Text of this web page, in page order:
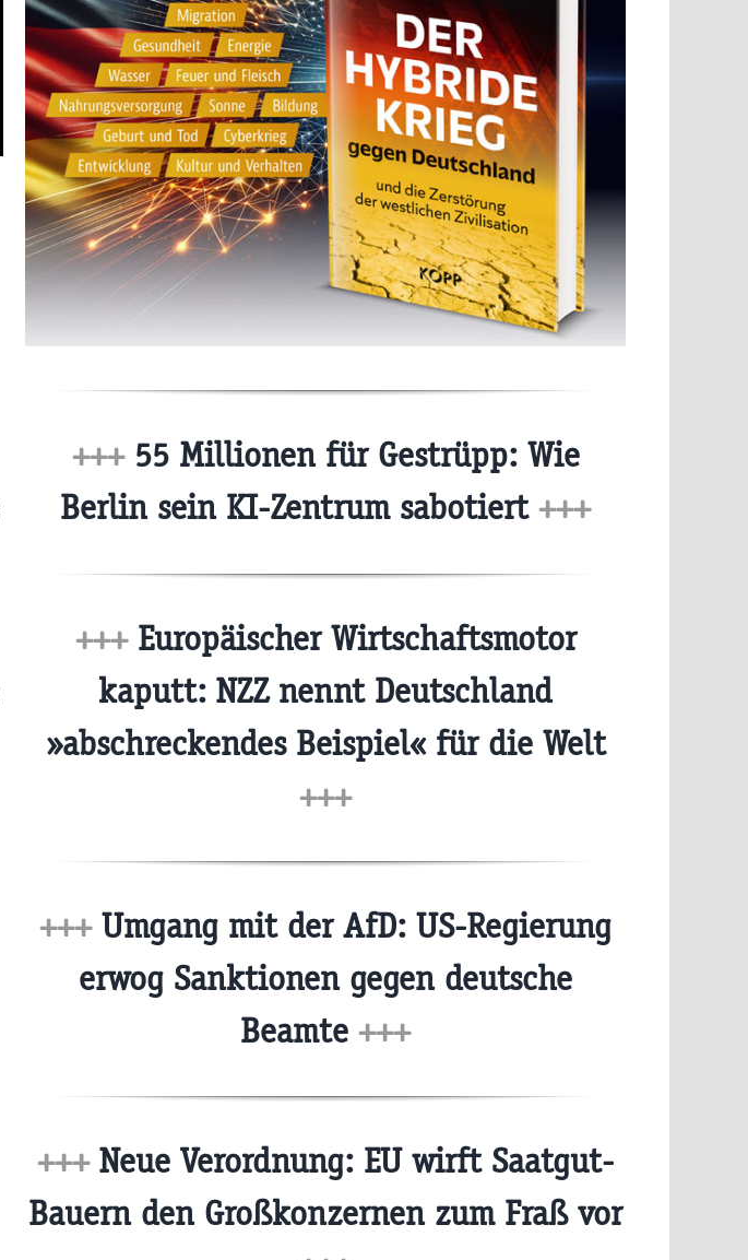
+++ 55 Millionen für Gestrüpp: Wie
Berlin sein KI-Zentrum sabotiert +++
+++ Europäischer Wirtschaftsmotor
kaputt: NZZ nennt Deutschland
»abschreckendes Beispiel« für die Welt
+++
+++Umgang mit der AfD: US-Regierung
erwog Sanktionen gegen deutsche
Beamte +++
+++Neue Verordnung: EU wirft Saatgut-
Bauern den Großkonzernen zum Fraß vor